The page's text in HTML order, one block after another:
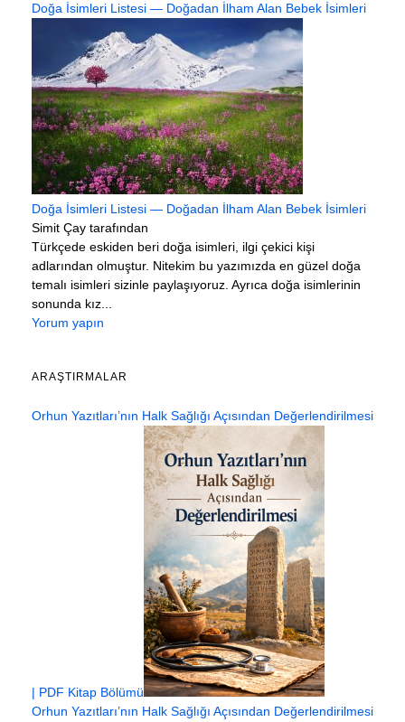
Doğa İsimleri Listesi — Doğadan İlham Alan Bebek İsimleri
Doğa İsimleri Listesi — Doğadan İlham Alan Bebek İsimleri
Simit Çay tarafından
Türkçede eskiden beri doğa isimleri, ilgi çekici kişi
adlarından olmuştur. Nitekim bu yazımızda en güzel doğa
temalı isimleri sizinle paylaşıyoruz. Ayrıca doğa isimlerinin
sonunda kız...
Yorum yapın
ARAŞTIRMALAR
Orhun Yazıtları’nın Halk Sağlığı Açısından Değerlendirilmesi
| PDF Kitap Bölümü
Orhun Yazıtları’nın Halk Sağlığı Açısından Değerlendirilmesi